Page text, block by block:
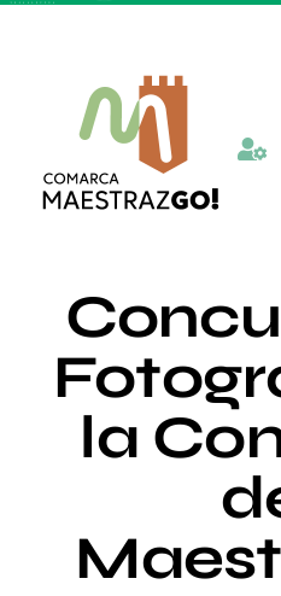
Quienes somos
Departamentos
la